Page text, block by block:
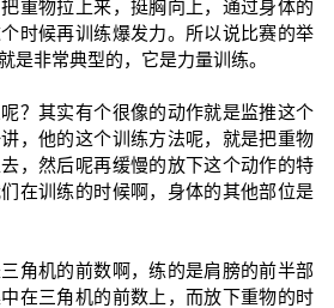
重物拉上来，挺胸向上，通过身体的
时候再训练爆发力。所以说比赛的举
是非常典型的，它是力量训练。
？其实有个很像的动作就是监推这个
，他的这个训练方法呢，就是把重物
，然后呢再缓慢的放下这个动作的特
在训练的时候啊，身体的其他部位是
角机的前数啊，练的是肩膀的前半部
在三角机的前数上，而放下重物的时